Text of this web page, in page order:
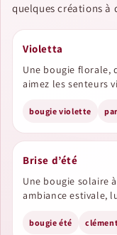
quelques créations à
Violetta
Une bougie florale,
aimez les senteurs
bougie violette
Brise d’été
Une bougie solaire
ambiance estivale,
bougie été